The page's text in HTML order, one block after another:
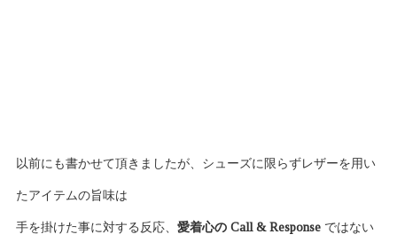
以前にも書かせて頂きましたが、シューズに限らずレザーを用い
たアイテムの旨味は
手を掛けた事に対する反応、 愛着心の Call & Responseではない